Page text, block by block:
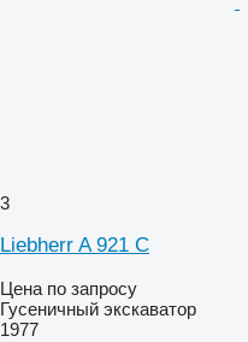
3
Liebherr A 921 C
Цена по запросу
Гусеничный экскаватор
1977